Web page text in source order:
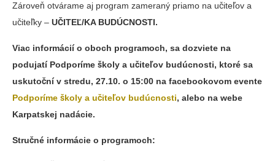
Zároveň otvárame aj program zameraný priamo na učiteľov a
učiteľky – UČITEĽ/KA BUDÚCNOSTI.
Viac informácií o oboch programoch, sa dozviete na
podujatí Podporíme školy a učiteľov budúcnosti, ktoré sa
uskutoční v stredu, 27.10. o 15:00 na facebookovom evente
Podporíme školy a učiteľov budúcnosti, alebo na webe
Karpatskej nadácie.
Stručné informácie o programoch: